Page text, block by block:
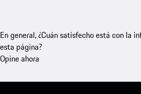
En general, ¿Cuán satisfecho está con la
esta página?
Opine ahora